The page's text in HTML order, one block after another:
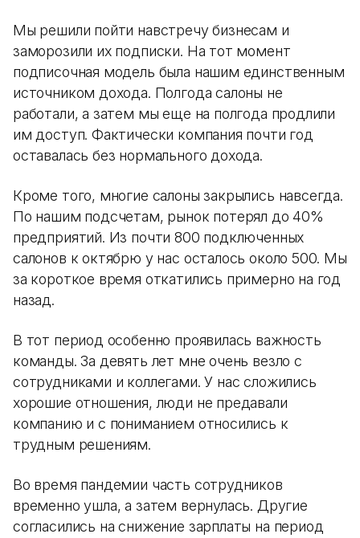
Мы решили пойти навстречу бизнесам и
заморозили их подписки. На тот момент
подписочная модель была нашим единственным
источником дохода. Полгода салоны не
работали, а затем мы еще на полгода продлили
им доступ. Фактически компания почти год
оставалась без нормального дохода.
Кроме того, многие салоны закрылись навсегда.
По нашим подсчетам, рынок потерял до 40%
предприятий. Из почти 800 подключенных
салонов к октябрю у нас осталось около 500. Мы
за короткое время откатились примерно на год
назад.
В тот период особенно проявилась важность
команды. За девять лет мне очень везло с
сотрудниками и коллегами. У нас сложились
хорошие отношения, люди не предавали
компанию и с пониманием относились к
трудным решениям.
Во время пандемии часть сотрудников
временно ушла, а затем вернулась. Другие
согласились на снижение зарплаты на период